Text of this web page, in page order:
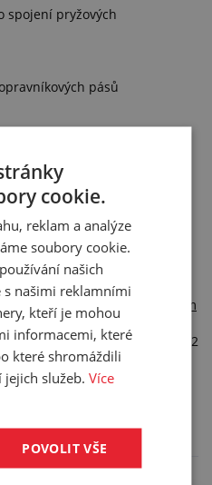
spojení pryžových
pásů
R2 T nýty
spojovacím
ceny spojky
kompletní spoj je nutno použít 2
cookie.
reklam a analýze
soubory cookie.
našich
s našimi reklamními
kteří je mohou
informacemi, které
které shromáždili
jejich služeb.Více
POVOLIT VŠE